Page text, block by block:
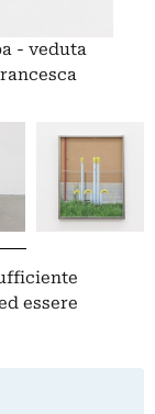
- veduta
essere